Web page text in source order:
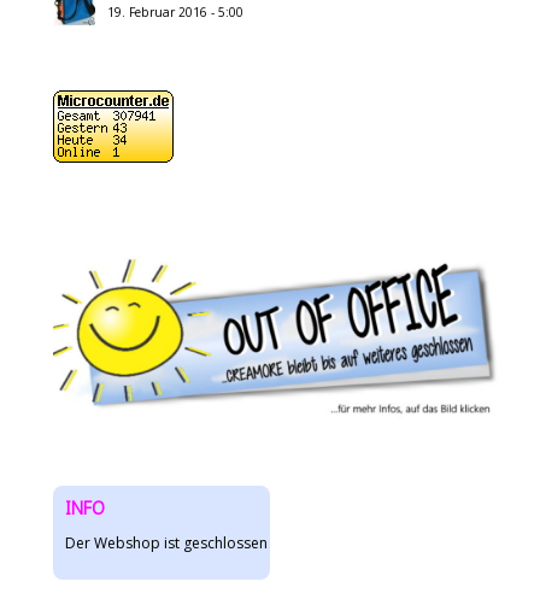
19. Februar 2016 - 5:00
INFO
Der Webshop ist geschlossen